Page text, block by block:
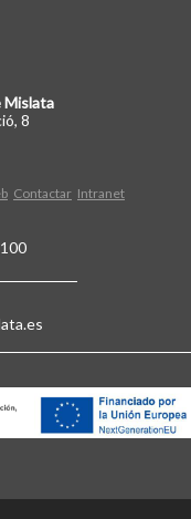
8
Contactar Intranet